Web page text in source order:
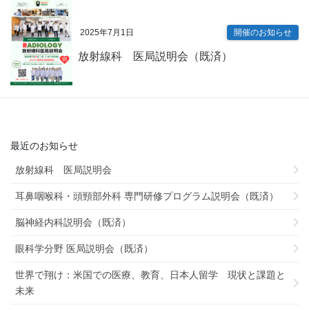
2025年7月1日 開催のお知らせ
放射線科 医局説明会（既済）
最近のお知らせ
放射線科 医局説明会
耳鼻咽喉科・頭頸部外科 専門研修プログラム説明会（既済）
脳神経内科説明会（既済）
眼科学分野 医局説明会（既済）
世界で翔け：米国での医療、教育、日本人留学 現状と課題と
未来